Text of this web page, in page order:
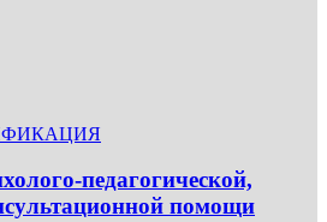
педагогической,
помощи